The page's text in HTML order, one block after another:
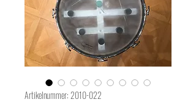
Artikelnummer: 2010-022